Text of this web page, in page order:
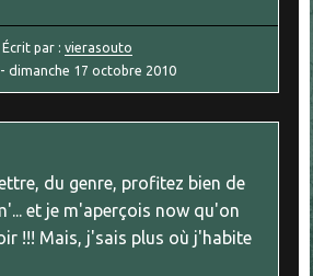
Écrit par :vierasouto
-dimanche 17 octobre 2010
du genre, profitez bien de
et je m'aperçois now qu'on
!!! Mais, j'sais plus où j'habite